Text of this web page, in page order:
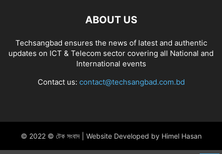
ABOUT US
Techsangbad ensures the news of latest and authentic
updates on ICT & Telecom sector covering all National and
International events
Contact us: contact@techsangbad.com.bd
© 2022 © টেক সংবাদ | Website Developed by Himel Hasan